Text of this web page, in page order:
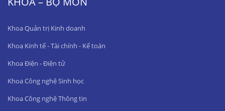
Khoa Quản trị Kinh doanh
Khoa Kinh tế - Tài chính - Kế toán
Khoa Điện - Điện tử
Khoa Công nghệ Sinh học
Khoa Công nghệ Thông tin